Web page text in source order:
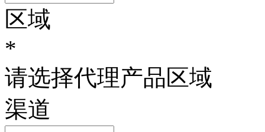
区域
*
请选择代理产品区域
渠道